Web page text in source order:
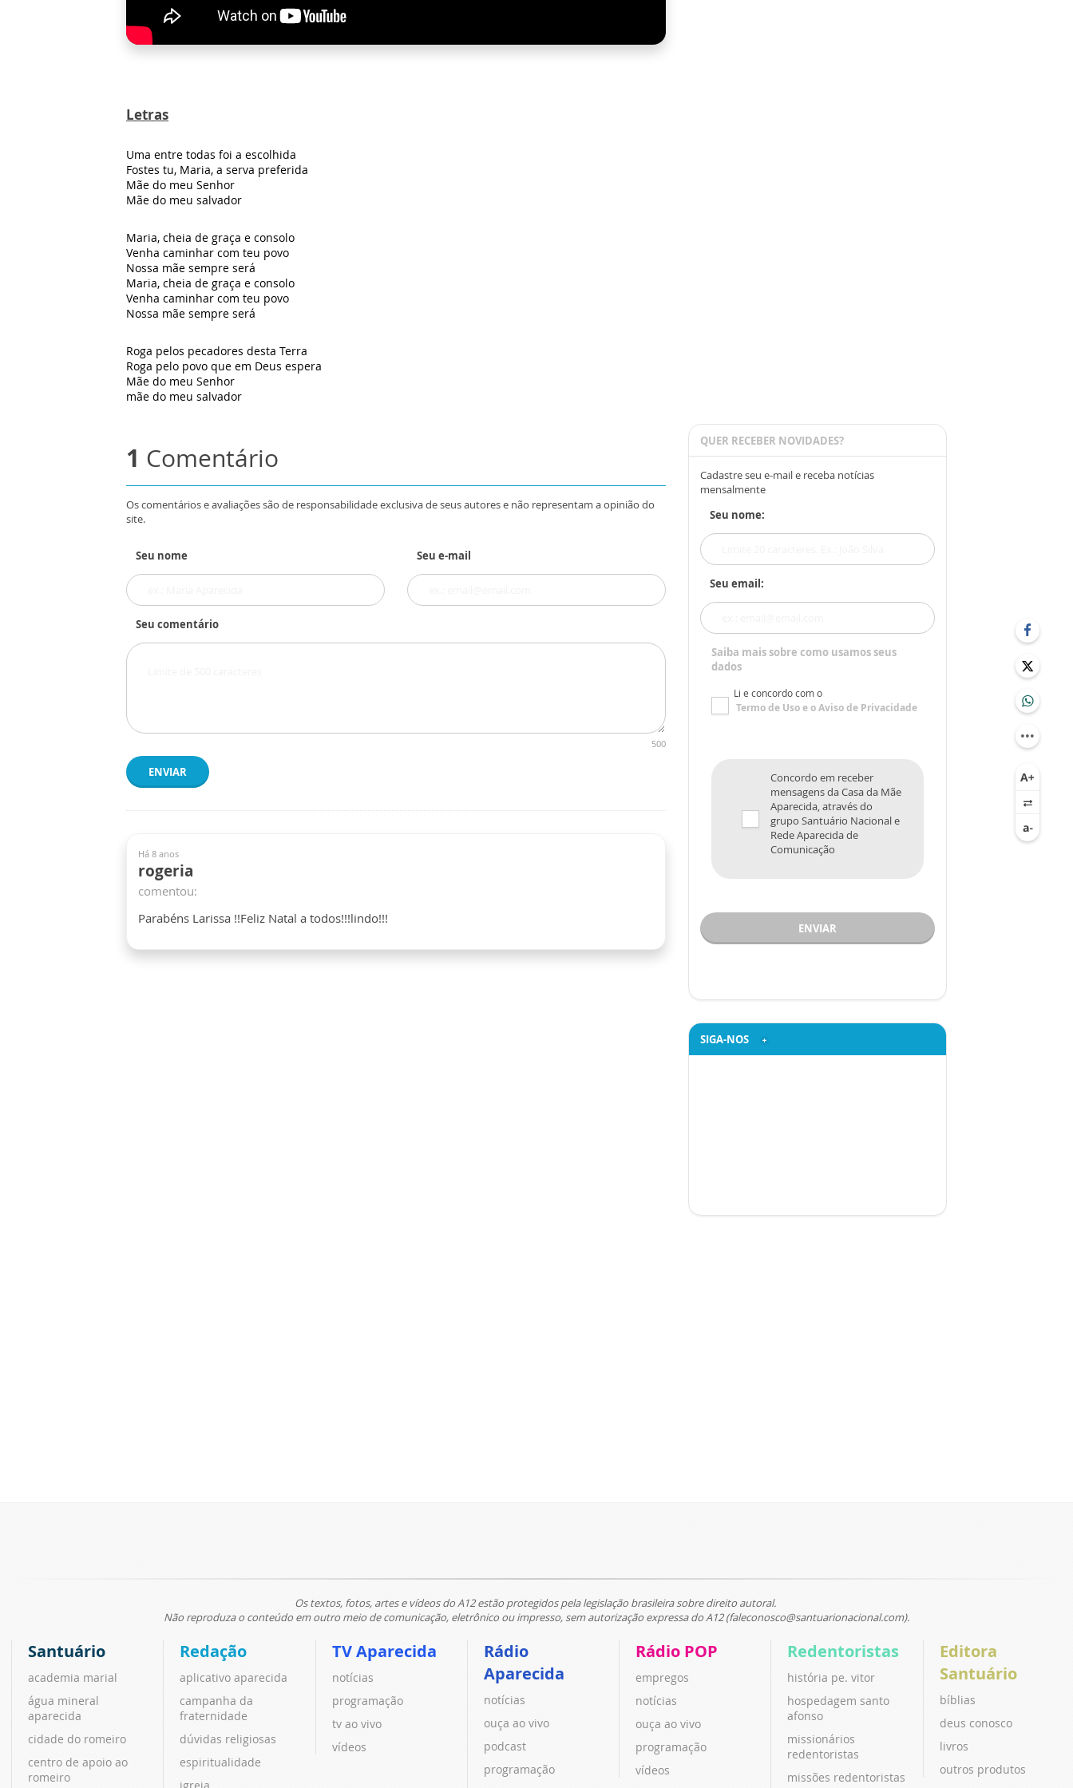
Letras
Uma entre todas foi a escolhida
Fostes tu, Maria, a serva preferida
Mãe do meu Senhor
Mãe do meu salvador
Maria, cheia de graça e consolo
Venha caminhar com teu povo
Nossa mãe sempre será
Maria, cheia de graça e consolo
Venha caminhar com teu povo
Nossa mãe sempre será
Roga pelos pecadores desta Terra
Roga pelo povo que em Deus espera
Mãe do meu Senhor
mãe do meu salvador
1 Comentário
Os comentários e avaliações são de responsabilidade exclusiva de seus autores e não representam a opinião do
site.
Seu nome Seu e-mail
Seu comentário
500
ENVIAR
Há 8 anos
rogeria
comentou:
Parabéns Larissa !!Feliz Natal a todos!!!lindo!!!
QUER RECEBER NOVIDADES?
Cadastre seu e-mail e receba notícias
mensalmente
Seu nome:
Seu email:
Saiba mais sobre como usamos seus
dados
Li e concordo com o
Termo de Usoe oAviso de Privacidade
Concordo em receber
mensagens da Casa da Mãe
Aparecida, através do
grupo Santuário Nacional e
Rede Aparecida de
Comunicação
ENVIAR
SIGA-NOS
Os textos, fotos, artes e vídeos do A12 estão protegidos pela legislação brasileira sobre direito autoral.
Não reproduza o conteúdo em outro meio de comunicação, eletrônico ou impresso, sem autorização expressa do A12 (faleconosco@santuarionacional.com).
Santuário
academia marial
água mineral
aparecida
cidade do romeiro
centro de apoio ao
romeiro
Redação
aplicativo aparecida
campanha da
fraternidade
dúvidas religiosas
espiritualidade
igreja
TV Aparecida
notícias
programação
tv ao vivo
vídeos
Rádio
Aparecida
notícias
ouça ao vivo
podcast
programação
Rádio POP
empregos
notícias
ouça ao vivo
programação
vídeos
Redentoristas
história pe. vitor
hospedagem santo
afonso
missionários
redentoristas
missões redentoristas
Editora
Santuário
bíblias
deus conosco
livros
outros produtos